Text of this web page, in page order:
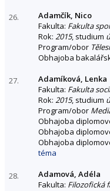
26.
Adamčík, Nico
Fakulta: Fakulta
Rok: 2015, studium
Program/obor
Obhajoba
27.
Adamíková, Lenka
Fakulta: Fakulta
Rok: 2015, studium
Program/obor
Obhajoba
Obhajoba
Obhajoba
téma
28.
Adamová, Adéla
Fakulta: Filozofická